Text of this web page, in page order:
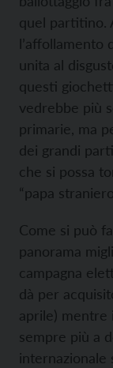
quel partitino.
l’affollamento
unita al
questi
vedrebbe più
primarie, ma
dei grandi
che si possa
“papa
Come si può
panorama
campagna
dà per
aprile) mentre
sempre più a
internazionale